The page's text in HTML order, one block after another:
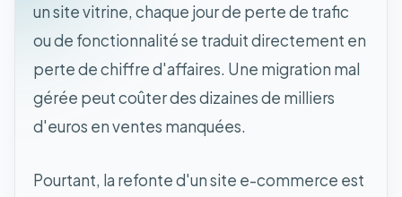
un site vitrine, chaque jour de perte de trafic
ou de fonctionnalité se traduit directement en
perte de chiffre d'affaires. Une migration mal
gérée peut coûter des dizaines de milliers
d'euros en ventes manquées.
Pourtant, la refonte d'un site e-commerce est